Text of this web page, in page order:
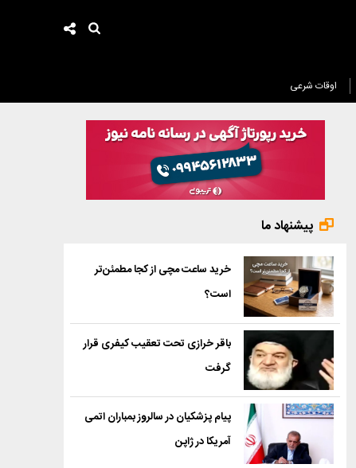
اوقات شرعی
پیشنهاد ما
خرید ساعت مچی از کجا مطمئن‌تر
است؟
باقر خرازی تحت تعقیب کیفری قرار
گرفت
پیام پزشکیان در سالروز بمباران اتمی
آمریکا در ژاپن